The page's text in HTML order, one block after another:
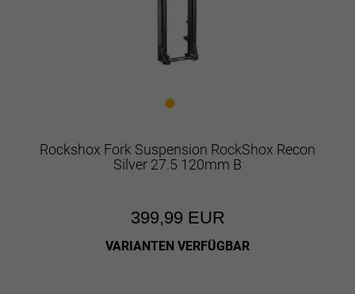
Rockshox Fork Suspension RockShox Recon
Silver 27.5 120mm B
399,99 EUR
VARIANTEN VERFÜGBAR